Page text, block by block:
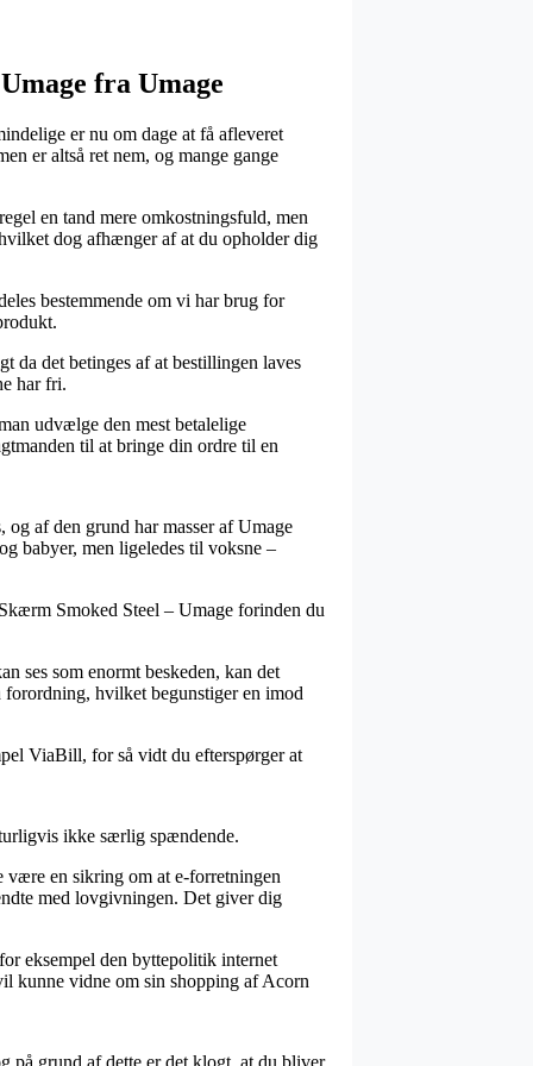
fra Umage
er nu om dage at få afleveret
er altså ret nem, og mange gange
en tand mere omkostningsfuld, men
dog afhænger af at du opholder dig
bestemmende om vi har brug for
da det betinges af at bestillingen laves
har fri.
udvælge den mest betalelige
til at bringe din ordre til en
af den grund har masser af Umage
babyer, men ligeledes til voksne –
Smoked Steel – Umage forinden du
ses som enormt beskeden, kan det
hvilket begunstiger en imod
ViaBill, for så vidt du efterspørger at
ikke særlig spændende.
en sikring om at e-forretningen
med lovgivningen. Det giver dig
eksempel den byttepolitik internet
kunne vidne om sin shopping af Acorn
på grund af dette er det klogt, at du bliver